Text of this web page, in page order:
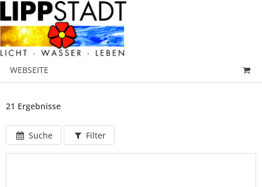
WEBSEITE
21 Ergebnisse
Suche Filter